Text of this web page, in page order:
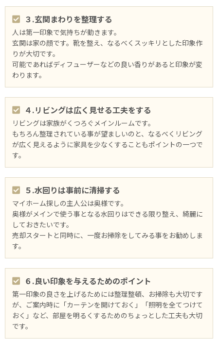
３.玄関まわりを整理する
人は第⼀印象で気持ちが動きます。
玄関は家の顔です。靴を整え、なるべくスッキリとした印象作
りが大切です。
可能であればディフューザーなどの良い⾹りがあると印象が変
わります。
４.リビングは広く見せる工夫をする
リビングは家族がくつろぐメインルームです。
もちろん整理されている事が望ましいのと、なるべくリビング
が広く見えるように家具を少なくすることもポイントの⼀つで
す。
５.水回りは事前に清掃する
マイホーム探しの主人公は奥様です。
奥様がメインで使う事となる水回りはできる限り整え、綺麗に
しておきたいです。
売却スタートと同時に、⼀度お掃除をしてみる事をお勧めしま
す。
６.良い印象を与えるためのポイント
第⼀印象の良さを上げるためには整理整頓、お掃除も大切です
が、ご案内時に「カーテンを開けておく」「照明を全てつけて
おく」など、部屋を明るくするためのちょっとした工夫も大切
です。